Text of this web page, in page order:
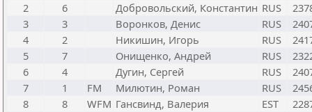
2
6 Добровольский, Константин RUS
3
3 Воронков, Денис RUS
4
2 Никишин, Игорь RUS
5
7 Онищенко, Андрей RUS
6
4 Дугин, Сергей RUS
7
1 FM Милютин, Роман RUS
8
8 WFM Гансвинд, Валерия EST